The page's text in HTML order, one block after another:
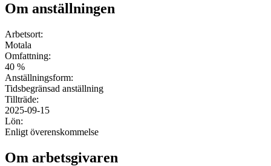
Om anställningen
Arbetsort:
Motala
Omfattning:
40 %
Anställningsform:
Tidsbegränsad anställning
Tillträde:
2025-09-15
Lön:
Enligt överenskommelse
Om arbetsgivaren